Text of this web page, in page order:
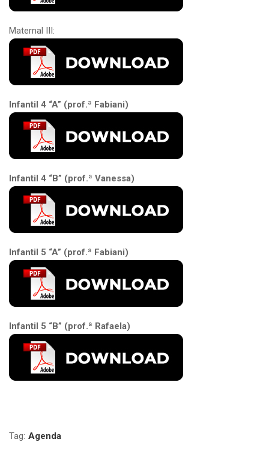
Maternal III:
Infantil 4 “A” (prof.ª Fabiani)
Infantil 4 “B” (prof.ª Vanessa)
Infantil 5 “A” (prof.ª Fabiani)
Infantil 5 “B” (prof.ª Rafaela)
Tag: Agenda